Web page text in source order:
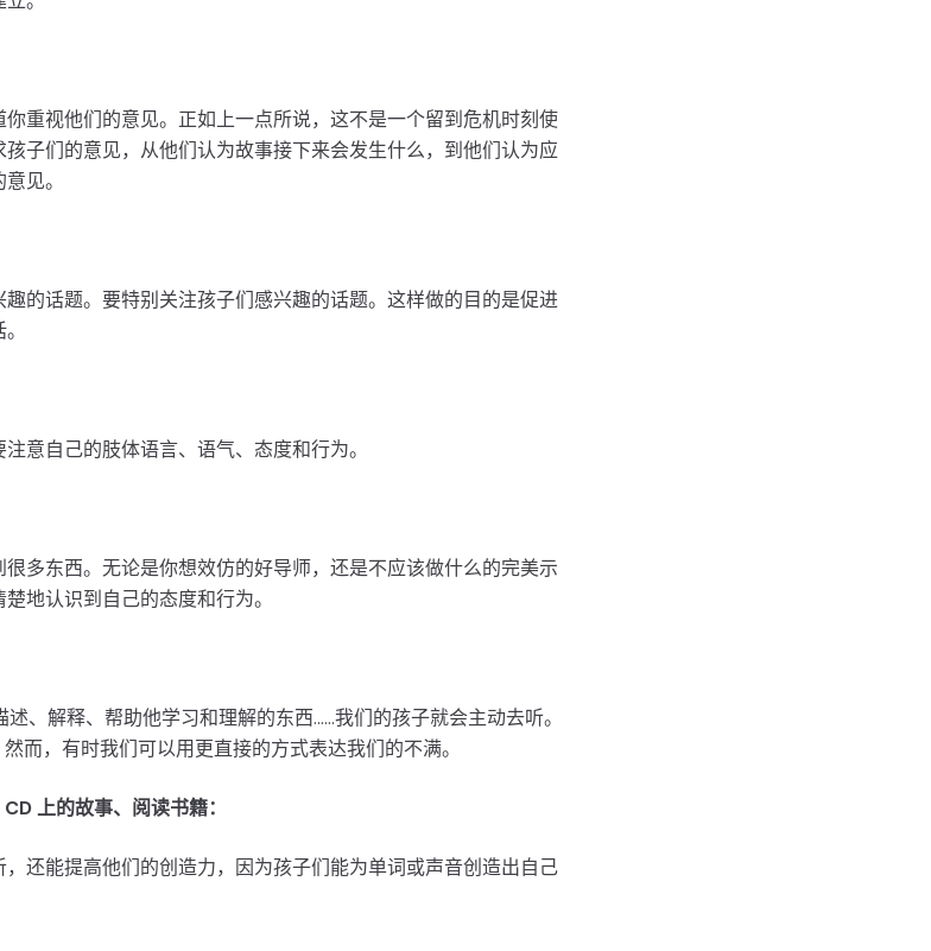
重视他们的意见。正如上一点所说，这不是一个留到危机时刻使
子们的意见，从他们认为故事接下来会发生什么，到他们认为应
见。
的话题。要特别关注孩子们感兴趣的话题。这样做的目的是促进
意自己的肢体语言、语气、态度和行为。
多东西。无论是你想效仿的好导师，还是不应该做什么的完美示
地认识到自己的态度和行为。
、解释、帮助他学习和理解的东西......我们的孩子就会主动去听。
而，有时我们可以用更直接的方式表达我们的不满。
上的故事、阅读书籍：
还能提高他们的创造力，因为孩子们能为单词或声音创造出自己